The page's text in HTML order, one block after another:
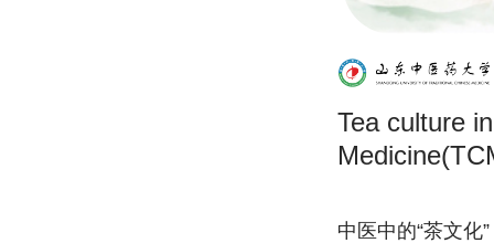
Tea culture
中医中的“茶文化”